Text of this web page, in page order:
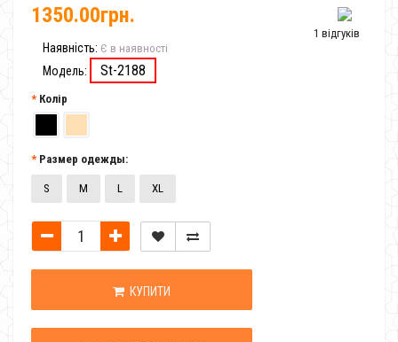
1 відгуків
1350.00грн.
Наявність: Є в наявності
Модель: St-2188
Колір
Размер одежды:
S M L XL
КУПИТИ